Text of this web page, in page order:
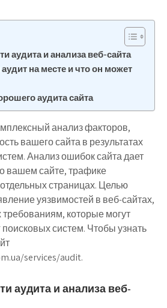
аудита и анализа веб-сайта
на месте и что он может
аудита сайта
анализ факторов,
вашего сайта в результатах
Анализ ошибок сайта дает
вашем сайте, трафике
страницах. Целью
уязвимостей в веб-сайтах,
которые могут
поисковых систем. Чтобы узнать
services/audit.
аудита и анализа веб-